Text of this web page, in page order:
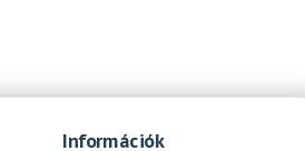
Információk